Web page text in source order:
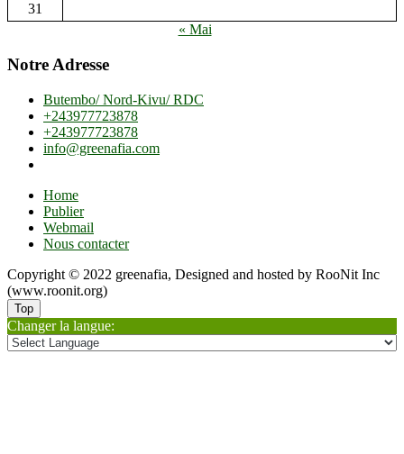
31
« Mai
Notre Adresse
Butembo/ Nord-Kivu/ RDC
+243977723878
+243977723878
info@greenafia.com
Home
Publier
Webmail
Nous contacter
Copyright © 2022 greenafia, Designed and hosted by RooNit Inc
(www.roonit.org)
Top
Changer la langue: